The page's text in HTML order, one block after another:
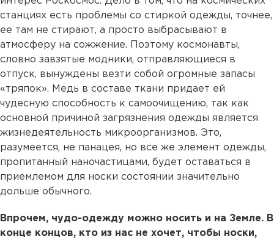
станциях есть проблемы со стиркой одежды, точнее,
ее там не стирают, а просто выбрасывают в
атмосферу на сожжение. Поэтому космонавты,
словно завзятые модники, отправляющиеся в
отпуск, вынуждены везти собой огромные запасы
«тряпок». Медь в составе ткани придает ей
чудесную способность к самоочищению, так как
основной причиной загрязнения одежды является
жизнедеятельность микроорганизмов. Это,
разумеется, не панацея, но все же элемент одежды,
пропитанный наночастицами, будет оставаться в
приемлемом для носки состоянии значительно
дольше обычного.
Впрочем, чудо-одежду можно носить и на Земле. В
конце концов, кто из нас не хочет, чтобы носки,